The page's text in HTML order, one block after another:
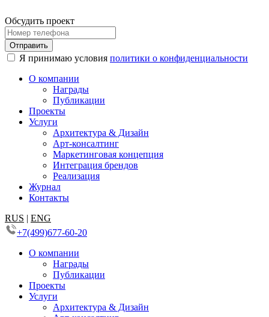
Обсудить проект
Я принимаю условия политики о конфиденциальности
О компании
Награды
Публикации
Проекты
Услуги
Архитектура & Дизайн
Арт-консалтинг
Маркетинговая концепция
Интеграция брендов
Реализация
Журнал
Контакты
RUS | ENG
+7(499)677-60-20
О компании
Награды
Публикации
Проекты
Услуги
Архитектура & Дизайн